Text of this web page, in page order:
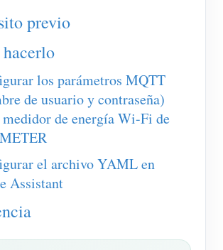
virtual
de previsión y simulación energética
de energía para sistemas FV
de consumo eléctrico
rápido
previo
los parámetros MQTT
de usuario y contraseña)
de energía Wi-Fi de
el archivo YAML en
Assistant